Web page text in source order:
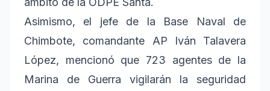
Asimismo, el jefe de la Base Naval de
Chimbote, comandante AP Iván Talavera
López, mencionó que 723 agentes de la
Marina de Guerra vigilarán la seguridad